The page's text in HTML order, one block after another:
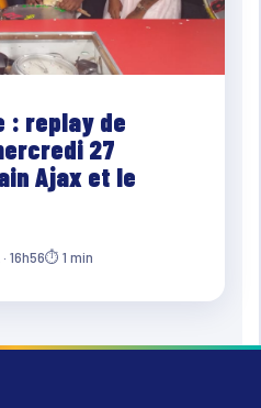
: replay de
27
Ajax et le
16h56⏱ 1 min